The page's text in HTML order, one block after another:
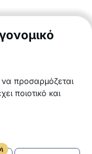
να προσαρμόζεται
ποιοτικό και
στον αυχένα,